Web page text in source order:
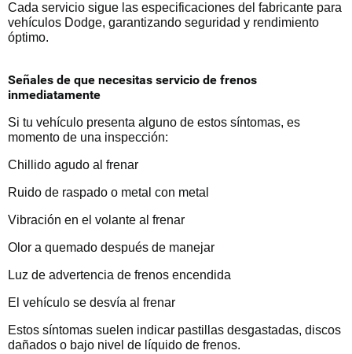
Cada servicio sigue las especificaciones del fabricante para
vehículos Dodge, garantizando seguridad y rendimiento
óptimo.
Señales de que necesitas servicio de frenos
inmediatamente
Si tu vehículo presenta alguno de estos síntomas, es
momento de una inspección:
Chillido agudo al frenar
Ruido de raspado o metal con metal
Vibración en el volante al frenar
Olor a quemado después de manejar
Luz de advertencia de frenos encendida
El vehículo se desvía al frenar
Estos síntomas suelen indicar pastillas desgastadas, discos
dañados o bajo nivel de líquido de frenos.